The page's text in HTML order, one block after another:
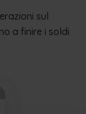
sul
a finire i soldi